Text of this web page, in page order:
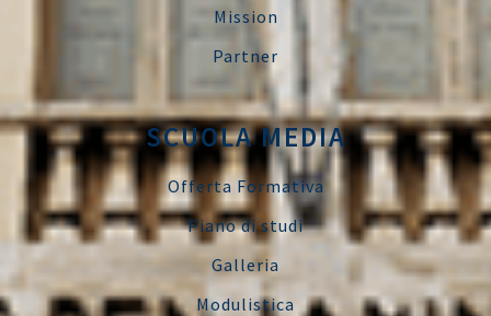
Mission
Partner
SCUOLA MEDIA
Offerta Formativa
Piano di studi
Galleria
Modulistica